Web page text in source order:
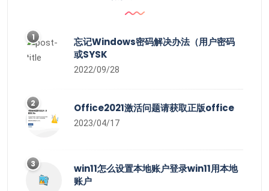
1
忘记Windows密码解决办法（用户密码
或SYSK
2022/09/28
2 Office2021激活问题请获取正版office
2023/04/17
3
win11怎么设置本地账户登录win11用本地
账户